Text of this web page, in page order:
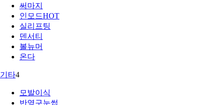
써마지
인모드HOT
실리프팅
덴서티
볼뉴머
온다
기타4
모발이식
반영구눈썹